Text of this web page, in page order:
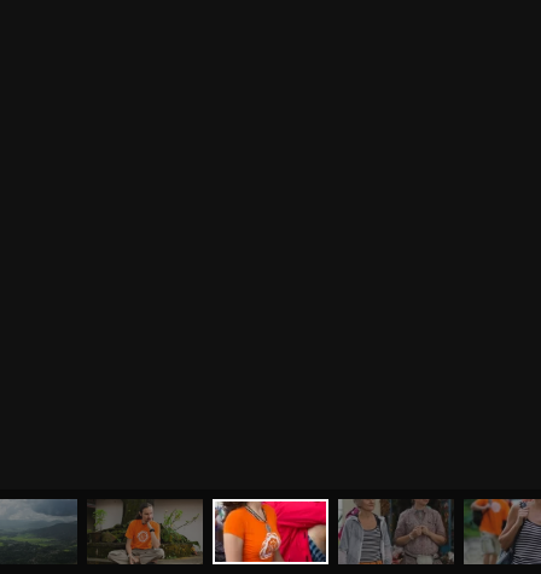
СЕМИНАРЫ МЕНЮ О НАС МАГАЗИН